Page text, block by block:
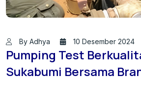
By Adhya 10 Desember 2024
Pumping Test
Sukabumi Bersama